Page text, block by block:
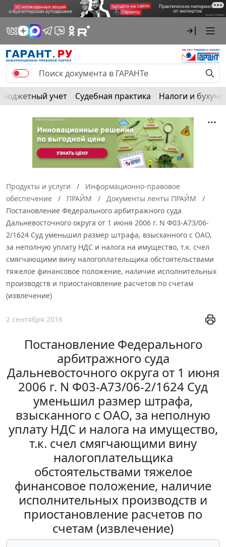
Бюджетный учет Судебная практика Налоги и
Продукты и услуги
Информационно-правовое
обеспечение
ПРАЙМ
Документы ленты ПРАЙМ
Постановление Федерального арбитражного суда
Дальневосточного округа от 1 июня 2006 г. N Ф03-А73/06-
2/1624 Суд уменьшил размер штрафа, взысканного с ОАО,
за неполную уплату НДС и налога на имущество, т.к. счел
смягчающими вину налогоплательщика обстоятельствами
тяжелое финансовое положение, наличие исполнительных
производств и приостановление расчетов по счетам
(извлечение)
2 сентября 2016
Постановление Федерального
арбитражного суда
Дальневосточного округа от 1 июня
2006 г. N Ф03-А73/06-2/1624 Суд
уменьшил размер штрафа,
взысканного с ОАО, за неполную
уплату НДС и налога на имущество,
т.к. счел смягчающими вину
налогоплательщика
обстоятельствами тяжелое
финансовое положение, наличие
исполнительных производств и
приостановление расчетов по
счетам (извлечение)